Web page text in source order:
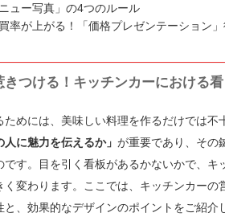
ュー写真」の4つのルール
率が上がる！「価格プレゼンテーション
つける！キッチンカーにおける看
ためには、美味しい料理を作るだけでは不
人に魅力を伝えるか」 が重要であり、その
です。目を引く看板があるかないかで、キ
変わります。ここでは、キッチンカーの
、効果的なデザインのポイントをご紹介